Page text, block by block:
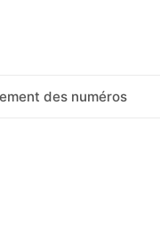
des numéros